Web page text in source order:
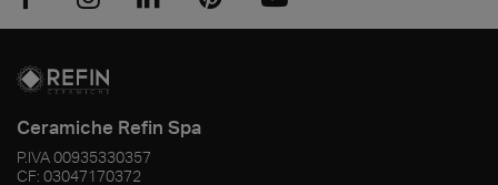
Ceramiche Refin Spa
P.IVA00935330357
CF: 03047170372